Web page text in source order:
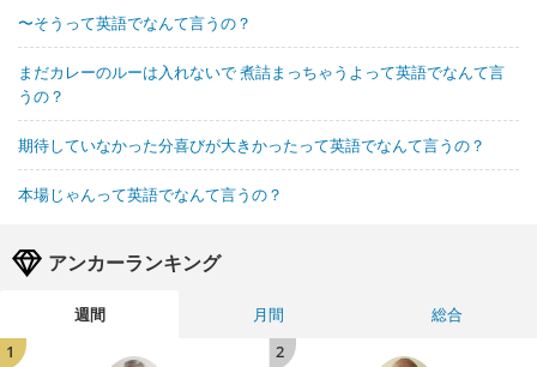
〜そうって英語でなんて言うの？
まだカレーのルーは入れないで 煮詰まっちゃうよって英語でなんて言
うの？
期待していなかった分喜びが大きかったって英語でなんて言うの？
本場じゃんって英語でなんて言うの？
アンカーランキング
週間 月間
総合
1
2